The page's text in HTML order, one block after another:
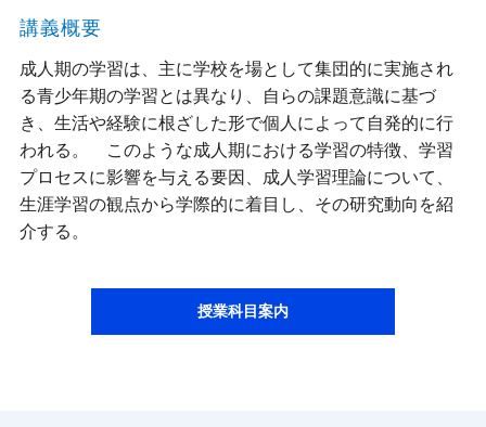
講義概要
成人期の学習は、主に学校を場として集団的に実施され
る青少年期の学習とは異なり、自らの課題意識に基づ
き、生活や経験に根ざした形で個人によって自発的に行
われる。 このような成人期における学習の特徴、学習
プロセスに影響を与える要因、成人学習理論について、
生涯学習の観点から学際的に着目し、その研究動向を紹
介する。
授業科目案内